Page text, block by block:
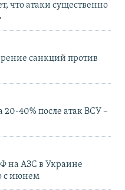
что атаки существенно
санкций против
40% после атак ВСУ –
на АЗС в Украине
с июнем